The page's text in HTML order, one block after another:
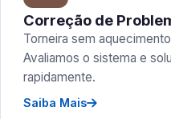
Correção de
Torneira sem
Avaliamos o sistema e
rapidamente.
Saiba Mais